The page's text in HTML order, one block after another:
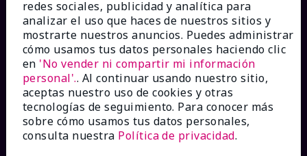
Contáctanos
Catálogos interactivos
Preguntas frecuentes
redes sociales, publicidad y analítica para
analizar el uso que haces de nuestros sitios y
mostrarte nuestros anuncios. Puedes administrar
cómo usamos tus datos personales haciendo clic
en 'No vender ni compartir mi información
personal'.. Al continuar usando nuestro sitio,
aceptas nuestro uso de cookies y otras
tecnologías de seguimiento. Para conocer más
sobre cómo usamos tus datos personales,
consulta nuestra Política de privacidad.